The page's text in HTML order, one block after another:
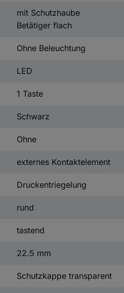
mit Schutzhaube
Betätiger flach
Ohne Beleuchtung
LED
1 Taste
Schwarz
Ohne
externes Kontaktelement
Druckentriegelung
rund
tastend
22.5 mm
Schutzkappe transparent